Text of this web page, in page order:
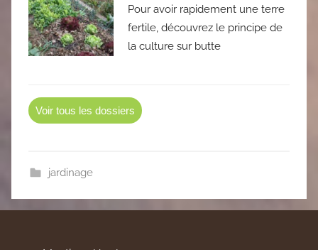
Pour avoir rapidement une terre
fertile, découvrez le principe de
la culture sur butte
Voir tous les dossiers
jardinage